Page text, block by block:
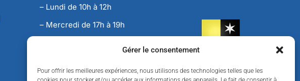
Gérer le consentement
Pour offrir les meilleures expériences, nous utilisons des technologies telles que les
– Lundi de 10h à 12h
– Mercredi de 17h à 19h
Samedi de 10h à 12h sur rendez-